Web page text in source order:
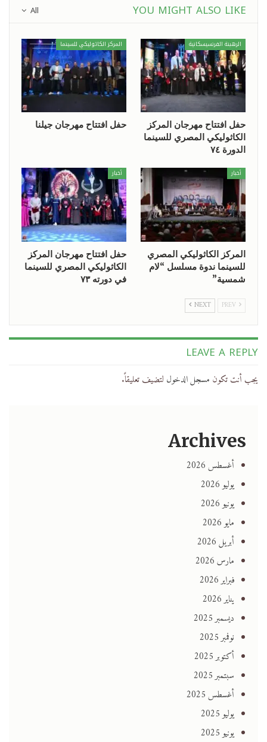
All YOU MIGHT ALSO LIKE
الرهبنة الفرنسيسكانية
حفل افتتاح مهرجان المركز
الكاثوليكي المصري للسينما
الدورة ٧٤
المركز الكاثوليكي للسينما
حفل افتتاح مهرجان جيلنا
أخبار
المركز الكاثوليكي المصري
للسينما ندوة مسلسل “لام
شمسية”
أخبار
حفل افتتاح مهرجان المركز
الكاثوليكي المصري للسينما
في دورته ٧٣
NEXT
LEAVE A REPLY
يجب أنت تكون مسجل الدخول لتضيف تعليقاً.
Archives
أغسطس 2026
يوليو 2026
يونيو 2026
مايو 2026
أبريل 2026
مارس 2026
فبراير 2026
يناير 2026
ديسمبر 2025
نوفمبر 2025
أكتوبر 2025
سبتمبر 2025
أغسطس 2025
يوليو 2025
يونيو 2025